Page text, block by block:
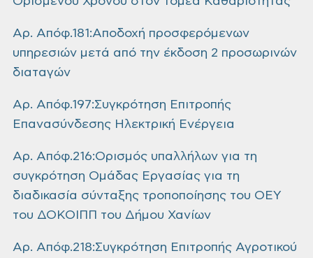
Αρ. Απόφ.181:Αποδοχή προσφερόμενων
υπηρεσιών μετά από την έκδοση 2 προσωρινών
διαταγών
Αρ. Απόφ.197:Συγκρότηση Επιτροπής
Επανασύνδεσης Ηλεκτρική Ενέργεια
Αρ. Απόφ.216:Ορισμός υπαλλήλων για τη
συγκρότηση Ομάδας Εργασίας για τη
διαδικασία σύνταξης τροποποίησης του ΟΕΥ
του ΔΟΚΟΙΠΠ του Δήμου Χανίων
Αρ. Απόφ.218:Συγκρότηση Επιτροπής Αγροτικού